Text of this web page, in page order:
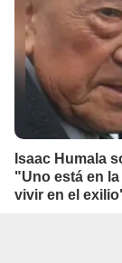
Isaac Humala
"Uno está en
vivir en el